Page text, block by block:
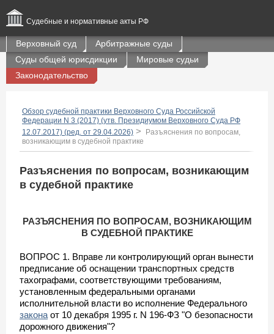
Судебные и нормативные акты РФ
Верховный суд
Арбитражные суды
Суды общей юрисдикции
Мировые судьи
Законодательство
Обзор судебной практики Верховного Суда Российской
Федерации N 3 (2017) (утв. Президиумом Верховного Суда РФ
12.07.2017) (ред. от 29.04.2026) >
Разъяснения по вопросам,
возникающим в судебной практике
Разъяснения по вопросам, возникающим
в судебной практике
РАЗЪЯСНЕНИЯ ПО ВОПРОСАМ, ВОЗНИКАЮЩИМ
В СУДЕБНОЙ ПРАКТИКЕ
ВОПРОС 1. Вправе ли контролирующий орган вынести
предписание об оснащении транспортных средств
тахографами, соответствующими требованиям,
установленным федеральными органами
исполнительной власти во исполнение Федерального
закона от 10 декабря 1995 г. N 196-ФЗ "О безопасности
дорожного движения"?